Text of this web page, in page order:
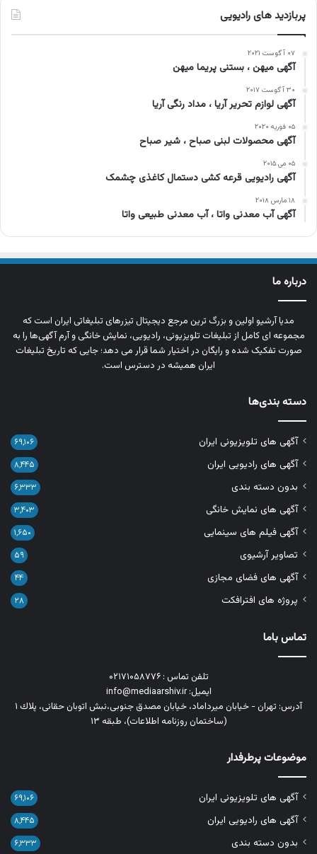
پربازدید های رادیویی
۰۷ آگوست ۲۰۲۱
آگهی میهن ، بستنی پریما میهن
۳۰ آگوست ۲۰۱۷
آگهی لوازم تحریر آریا ، مداد رنگی آریا
۰۵ فوریه ۲۰۲۰
آگهی محصولات لبنی صباح ، شیر صباح
۰۵ می ۲۰۱۵
آگهی رادیویی قرعه کشی دستمال کاغذی چشمک
۱۸ مارس ۲۰۱۸
آگهی آب معدنی واتا ، آب معدنی طبیعی واتا
درباره ما
مدیا آرشیو اولین و بزرگ‌ ترین مرجع دیجیتال تیزرهای تبلیغاتی ایران است که
مجموعه‌ ای کامل از تبلیغات تلویزیونی، رادیویی، نمایش خانگی و آرم‌ آگهی‌ها را به‌
صورت تفکیک‌ شده و رایگان در اختیار شما قرار می‌ دهد؛ جایی که تاریخ تبلیغات
ایران همیشه در دسترس است.
دسته بندی‌ها
آگهی های تلویزیونی ایران ۶۹,۱۰۶
آگهی های رادیویی ایران ۸,۴۴۵
بدون دسته بندی ۶,۳۳۳
آگهی های نمایش خانگی ۳,۴۰۳
آگهی فیلم های سینمایی ۱,۶۵۰
تصاویر آرشیوی ۵۹
آگهی های فضای مجازی ۴۴
پروژه های افترافکت ۲۸
تماس باما
تلفن تماس : ۰۲۱۷۱۰۵۸۷۷۶
ایمیل: info@mediaarshiv.ir
آدرس: تهران - خیابان میرداماد، خیابان مصدق جنوبی،نبش اتوبان حقانی، پلاك ١
(ساختمان روزنامه اطلاعات)، طبقه ۱۳
موضوعات پرطرفدار
آگهی های تلویزیونی ایران ۶۹,۱۰۶
آگهی های رادیویی ایران ۸,۴۴۵
بدون دسته بندی ۶,۳۳۳